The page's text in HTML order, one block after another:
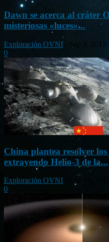
Dawn se acerca al cráter
misteriosas «luces»...
Exploración OVNI - Sep 9, 2015
0
China plantea resolver
extrayendo Helio-3 de la...
Exploración OVNI
Ene 16, 2015
0